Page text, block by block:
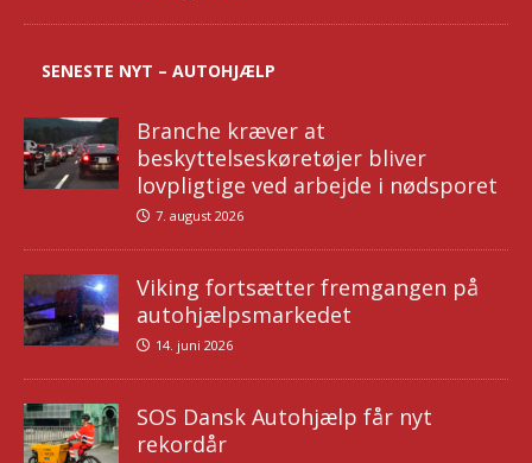
SENESTE NYT – AUTOHJÆLP
Branche kræver at
beskyttelseskøretøjer bliver
lovpligtige ved arbejde i nødsporet
7. august 2026
Viking fortsætter fremgangen på
autohjælpsmarkedet
14. juni 2026
SOS Dansk Autohjælp får nyt
rekordår